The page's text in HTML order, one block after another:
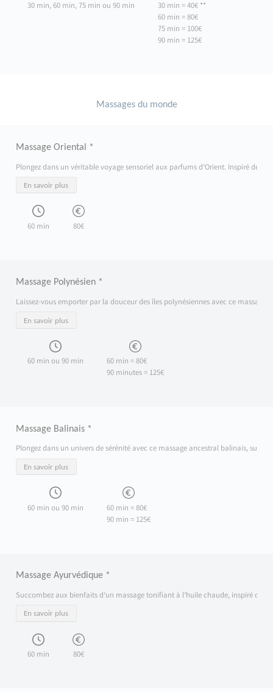
30 min, 60 min, 75 min ou 90 min
30 min = 40€ **
60 min = 80€
75 min = 100€
90 min = 125€
Massages du monde
Massage Oriental *
Plongez dans un véritable voyage sensoriel aux parfums d’Orient. Inspiré des
En savoir plus
60 min 80€
Massage Polynésien *
Laissez-vous emporter par la douceur des îles polynésiennes avec ce
En savoir plus
60 min ou 90 min
60 min = 80€
90 minutes = 125€
Massage Balinais *
Plongez dans un univers de sérénité avec ce massage ancestral balinais,
En savoir plus
60 min ou 90 min
60 min = 80€
90 min = 125€
Massage Ayurvédique *
Succombez aux bienfaits d’un massage tonifiant à l’huile chaude, inspiré de
En savoir plus
60 min 80€